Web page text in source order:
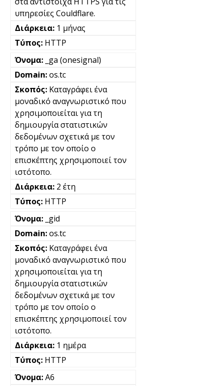
υπηρεσίες Couldflare.
1 μήνας
HTTP
_ga (onesignal)
os.tc
Καταγράφει ένα
μοναδικό αναγνωριστικό που
χρησιμοποιείται για τη
δημιουργία στατιστικών
δεδομένων σχετικά με τον
τρόπο με τον οποίο ο
επισκέπτης χρησιμοποιεί τον
ιστότοπο.
2 έτη
HTTP
_gid
os.tc
Καταγράφει ένα
μοναδικό αναγνωριστικό που
χρησιμοποιείται για τη
δημιουργία στατιστικών
δεδομένων σχετικά με τον
τρόπο με τον οποίο ο
επισκέπτης χρησιμοποιεί τον
ιστότοπο.
1 ημέρα
HTTP
A6